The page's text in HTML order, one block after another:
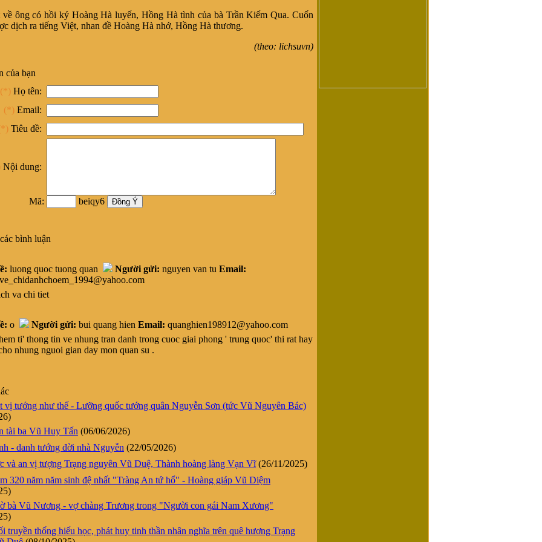
có hồi ký Hoàng Hà luyến, Hồng Hà tình của bà Trần Kiếm Qua. Cuốn
dịch ra tiếng Việt, nhan đề Hoàng Hà nhớ, Hồng Hà thương.
(theo: lichsuvn)
của bạn
(*) Họ tên:
(*) Email:
Tiêu đề:
Nội dung:
Mã: beiqy6
bình luận
luong quoc tuong quan Người gửi: nguyen van tu Email:
va chi tiet
o Người gửi: bui quang hien Email: quanghien198912@yahoo.com
ti' thong tin ve nhung tran danh trong cuoc giai phong ' trung quoc' thi rat hay
nhung nguoi gian day mon quan su .
vị tướng như thế - Lưỡng quốc tướng quân Nguyễn Sơn (tức Vũ Nguyên Bác)
tài ba Vũ Huy Tấn (06/06/2026)
- danh tướng đời nhà Nguyễn (22/05/2026)
và an vị tượng Trạng nguyên Vũ Duệ, Thành hoàng làng Vạn Vĩ(26/11/2025)
320 năm năm sinh đệ nhất "Tràng An tứ hổ" - Hoàng giáp Vũ Diệm
bà Vũ Nương - vợ chàng Trương trong "Người con gái Nam Xương"
truyền thống hiếu học, phát huy tinh thần nhân nghĩa trên quê hương Trạng